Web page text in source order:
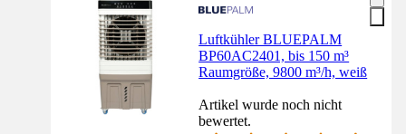
Luftkühler BLUEPALM
BP60AC2401, bis 150 m³
Raumgröße, 9800 m³/h, weiß
Artikel wurde noch nicht
bewertet.